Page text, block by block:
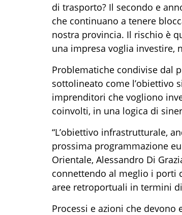
di trasporto? Il secondo e
che continuano a tenere
nostra provincia. Il rischio è
una impresa voglia investire,
Problematiche condivise dal
sottolineato come l’obiettivo
imprenditori che vogliono
coinvolti, in una logica di
“L’obiettivo infrastrutturale,
prossima programmazione
Orientale, Alessandro Di
connettendo al meglio i porti
aree retroportuali in termini
Processi e azioni che devono